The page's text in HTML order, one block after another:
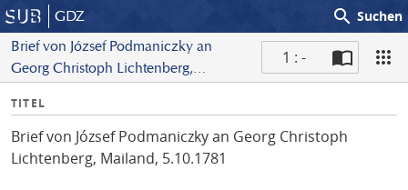
GDZ search Suchen
Brief von József Podmaniczky an
Georg Christoph Lichtenberg,
1 : -
I
f
o
TITEL
Brief von József Podmaniczky an Georg Christoph
Lichtenberg, Mailand, 5.10.1781